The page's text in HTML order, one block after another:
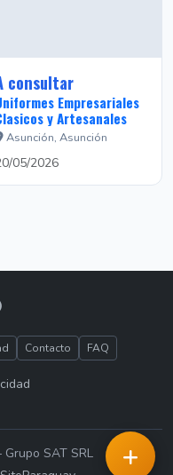
consultar
Empresariales
y Artesanales
Asunción, Asunción
05/2026
Contacto FAQ
SAT SRL